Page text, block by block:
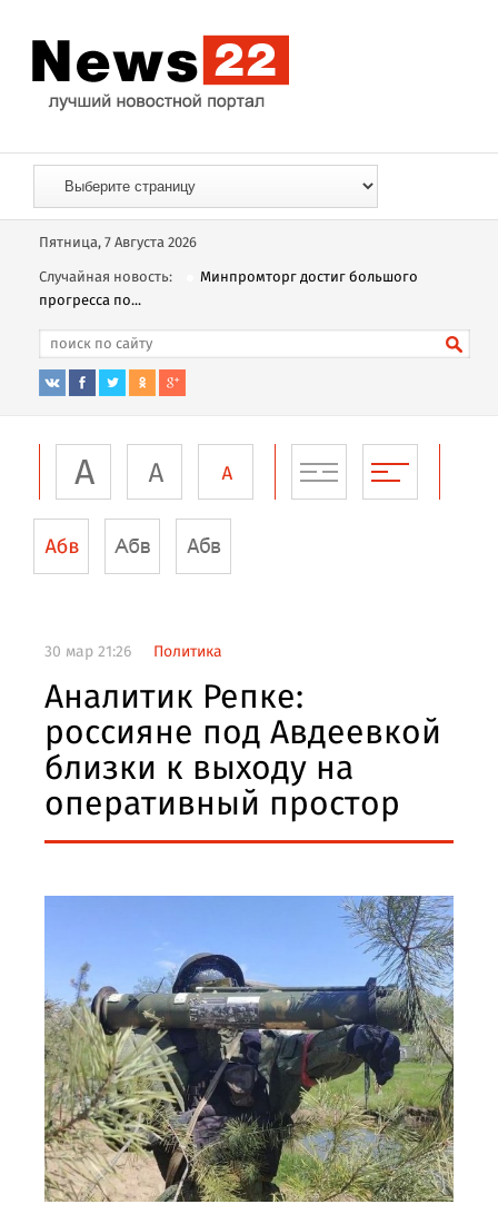
Пятница, 7 Августа 2026
Случайная новость:
Минпромторг достиг большого
прогресса по...
30 мар 21:26 Политика
Аналитик Репке:
россияне под Авдеевкой
близки к выходу на
оперативный простор